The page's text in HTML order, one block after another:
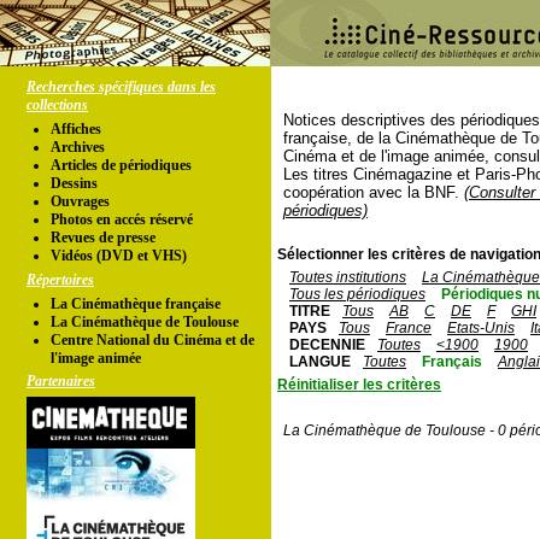
Recherches spécifiques dans les
collections
Affiches
Archives
Articles de périodiques
Dessins
Ouvrages
Photos en accés réservé
Revues de presse
Vidéos (DVD et VHS)
Répertoires
La Cinémathèque française
La Cinémathèque de Toulouse
Centre National du Cinéma et de
l'image animée
Partenaires
Notices descriptives des
française, de la Cinémathèque de
Cinéma et de l'image animée,
Les titres Cinémagazine et Paris-
coopération avec la BNF.
périodiques)
Sélectionner les critères de
Toutes institutions
La
Tous les périodiques
Périodiques
TITRE
Tous AB C DE F
GHI
PAYS
Tous France Etats-Unis
DECENNIE
Toutes <1900
1900
LANGUE
Toutes Français
Réinitialiser les critères
La Cinémathèque de Toulouse - 0